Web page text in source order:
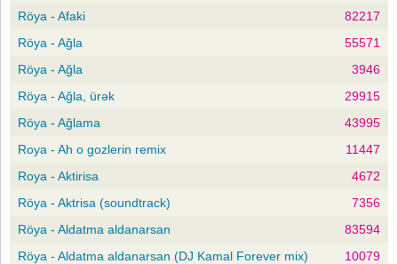
Röya - Afaki
82217
Röya - Ağla
55571
Röya - Ağla
3946
Röya - Ağla, ürək
29915
Röya - Ağlama
43995
Roya - Ah o gozlerin remix
11447
Roya - Aktirisa
4672
Röya - Aktrisa (soundtrack)
7356
Röya - Aldatma aldanarsan
83594
Röya - Aldatma aldanarsan (DJ Kamal Forever mix)
10079